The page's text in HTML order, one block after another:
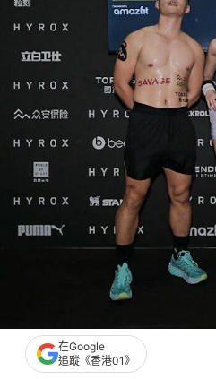
袁文靜近日她挑戰近年風靡全球的室內極限
Hyrox（IG@wenjing_yuan98）
在Google
追蹤《香港01》